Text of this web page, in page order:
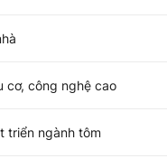
cơ, công nghệ cao
triển ngành tôm